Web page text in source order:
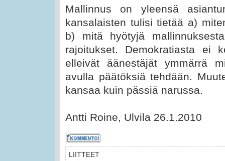
Mallinnus on yleensä
kansalaisten tulisi tietää a)
b) mitä hyötyjä
rajoitukset. Demokratiasta ei
elleivät äänestäjät ymmärrä
avulla päätöksiä tehdään.
kansaa kuin pässiä narussa.
Antti Roine, Ulvila 26.1.2010
Kommentoi
LIITTEET